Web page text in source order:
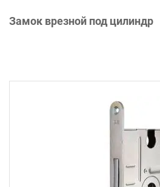
Замок врезной под цилиндр